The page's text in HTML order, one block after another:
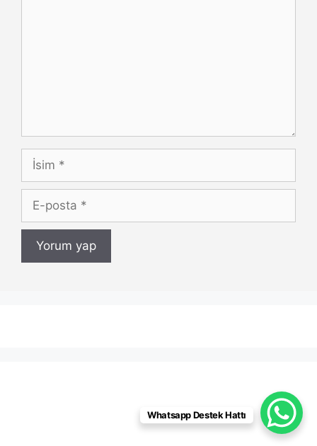
İsim
posta
Whatsapp Destek Hattı